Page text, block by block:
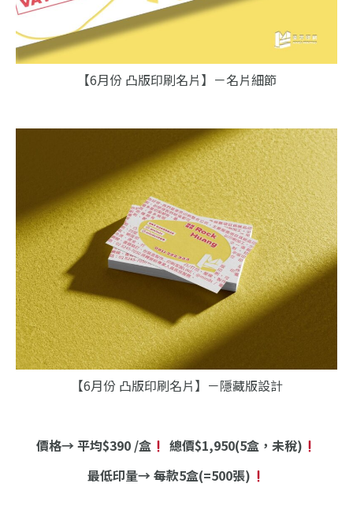
【6月份 凸版印刷名片】－名片細節
【6月份 凸版印刷名片】－隱藏版設計
價格→ 平均$390 /盒
總價$1,950(5盒，未稅)
最低印量→ 每款5盒(=500張)